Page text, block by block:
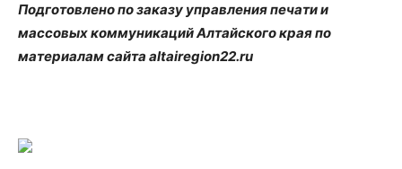
Подготовлено по заказу управления печати и
массовых коммуникаций Алтайского края по
материалам сайта altairegion22.ru